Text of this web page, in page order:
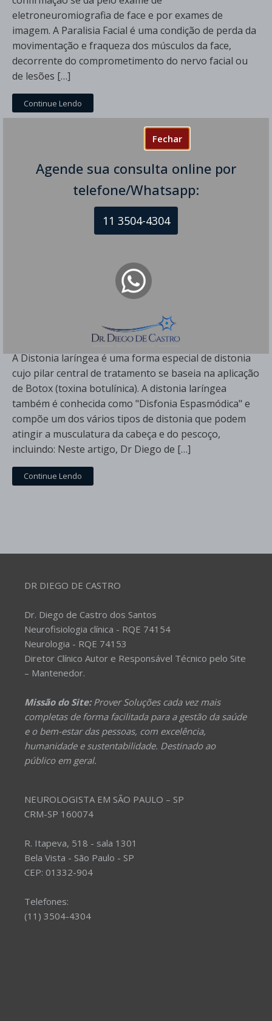
Fechar
Agende sua consulta online por
telefone/Whatsapp:
11 3504-4304
eletroneuromiografia de face e por exames de
imagem. A Paralisia Facial é uma condição de perda da
movimentação e fraqueza dos músculos da face,
decorrente do comprometimento do nervo facial ou
de lesões […]
Continue Lendo
Distonia Laríngea - Tratamento com
Aplicação de Botox (Toxina Botulínica)
A Distonia laríngea é uma forma especial de distonia
cujo pilar central de tratamento se baseia na aplicação
de Botox (toxina botulínica). A distonia laríngea
também é conhecida como "Disfonia Espasmódica" e
compõe um dos vários tipos de distonia que podem
atingir a musculatura da cabeça e do pescoço,
incluindo: Neste artigo, Dr Diego de […]
Continue Lendo
DR DIEGO DE CASTRO
Dr. Diego de Castro dos Santos
Neurofisiologia clínica - RQE 74154
Neurologia - RQE 74153
Diretor Clínico Autor e Responsável Técnico pelo Site
– Mantenedor.
Missão do Site:Prover Soluções cada vez mais
completas de forma facilitada para a gestão da saúde
e o bem-estar das pessoas, com excelência,
humanidade e sustentabilidade. Destinado ao
público em geral.
NEUROLOGISTA EM SÃO PAULO – SP
CRM-SP 160074
R. Itapeva, 518 - sala 1301
Bela Vista - São Paulo - SP
CEP: 01332-904
Telefones:
(11) 3504-4304